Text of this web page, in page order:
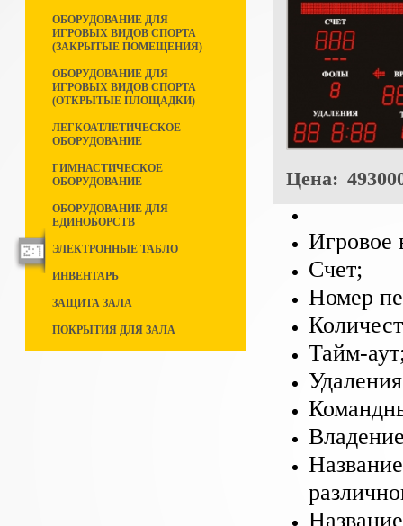
ОБОРУДОВАНИЕ ДЛЯ
ИГРОВЫХ ВИДОВ СПОРТА
(ЗАКРЫТЫЕ ПОМЕЩЕНИЯ)
ОБОРУДОВАНИЕ ДЛЯ
ИГРОВЫХ ВИДОВ СПОРТА
(ОТКРЫТЫЕ ПЛОЩАДКИ)
ЛЕГКОАТЛЕТИЧЕСКОЕ
ОБОРУДОВАНИЕ
ГИМНАСТИЧЕСКОЕ
ОБОРУДОВАНИЕ
ОБОРУДОВАНИЕ ДЛЯ
ЕДИНОБОРСТВ
ЭЛЕКТРОННЫЕ ТАБЛО
ИНВЕНТАРЬ
ЗАЩИТА ЗАЛА
ПОКРЫТИЯ ДЛЯ ЗАЛА
Цена:
Игровое
Счет;
Номер
Тайм-